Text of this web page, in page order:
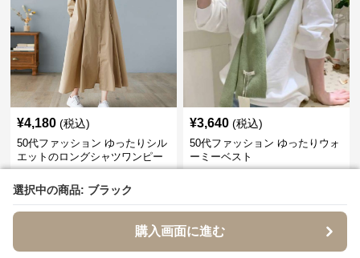
選択中の商品: ブラック
購入画面に進む
選択中の商品: ブラック
購入画面に進む
¥4,180 (税込)
50代ファッション ゆったりシル
エットのロングシャツワンピー
ス
¥3,640 (税込)
50代ファッション ゆったりウォ
ーミーベスト